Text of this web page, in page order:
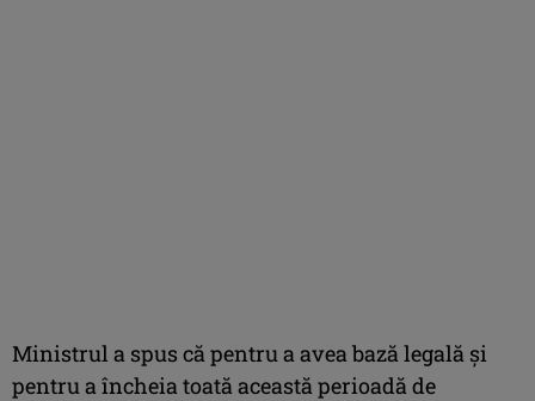
Ministrul a spus că pentru a avea bază legală şi
pentru a încheia toată această perioadă de